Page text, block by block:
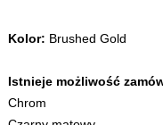
Kolor: Brushed Gold
Istnieje możliwość
Chrom